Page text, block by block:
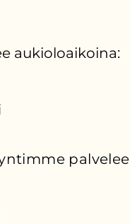
aukioloaikoina:
palvelee